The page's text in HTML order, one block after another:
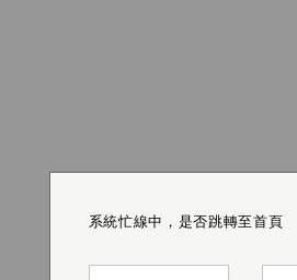
系統忙線中，是否跳轉至首頁
系統忙線中，是否跳轉至首頁
系統忙線中，是否跳轉至首頁
系統忙線中，是否跳轉至首頁
系統忙線中，是否跳轉至首頁